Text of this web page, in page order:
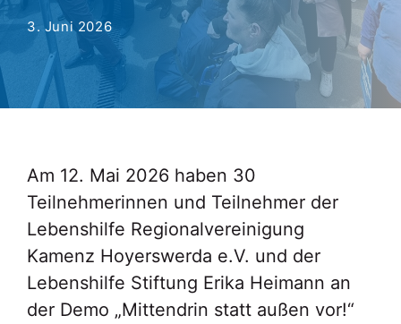
3. Juni 2026
Am 12. Mai 2026 haben 30
Teilnehmerinnen und Teilnehmer der
Lebenshilfe Regionalvereinigung
Kamenz Hoyerswerda e.V. und der
Lebenshilfe Stiftung Erika Heimann an
der Demo „Mittendrin statt außen vor!“